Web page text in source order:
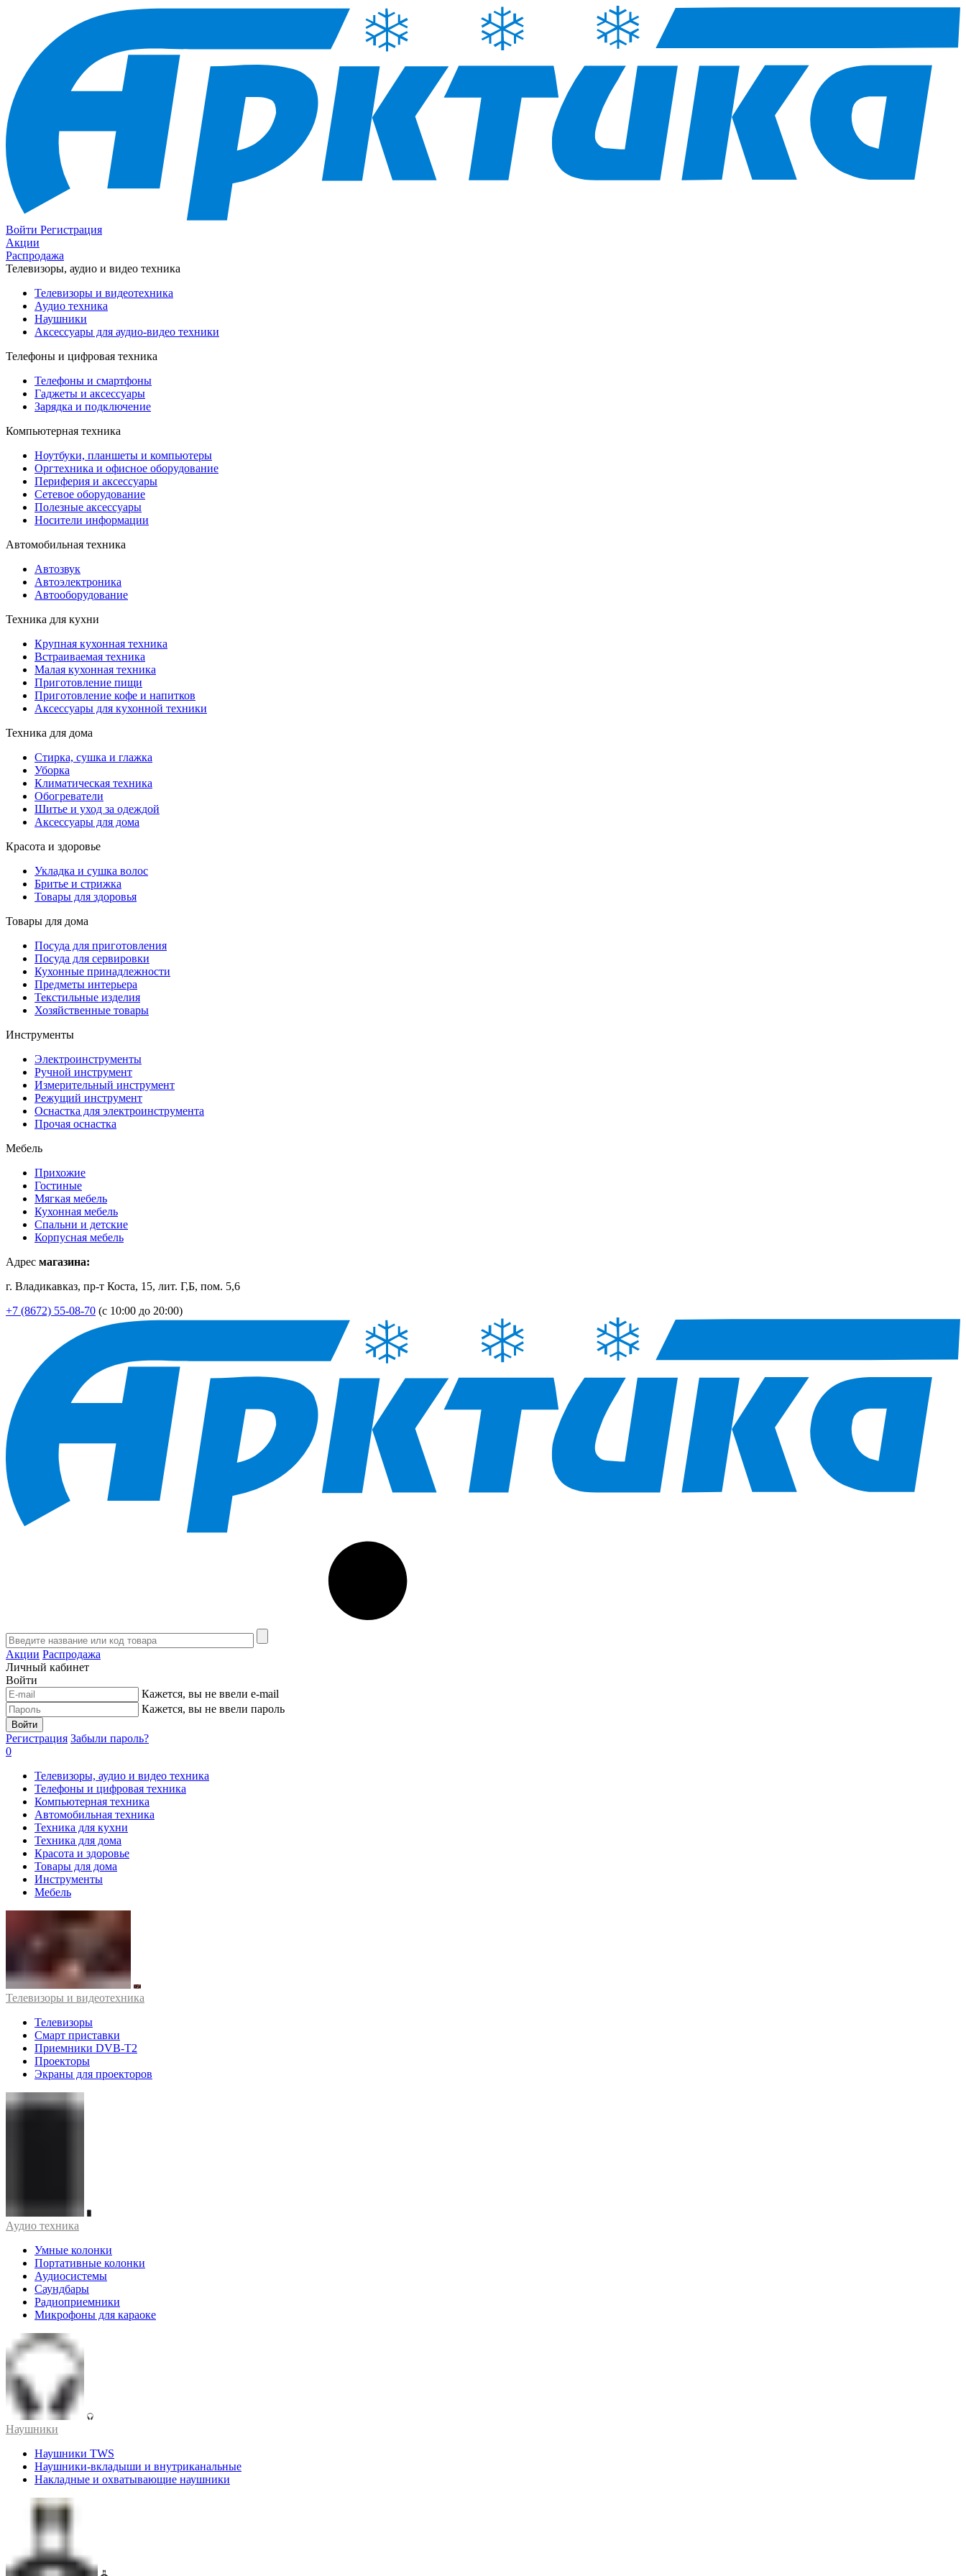
Войти Регистрация
Акции
Распродажа
Телевизоры, аудио и видео техника
Телевизоры и видеотехника
Аудио техника
Наушники
Аксессуары для аудио-видео техники
Телефоны и цифровая техника
Телефоны и смартфоны
Гаджеты и аксессуары
Зарядка и подключение
Компьютерная техника
Ноутбуки, планшеты и компьютеры
Оргтехника и офисное оборудование
Периферия и аксессуары
Cетевое оборудование
Полезные аксессуары
Носители информации
Автомобильная техника
Автозвук
Автоэлектроника
Автооборудование
Техника для кухни
Крупная кухонная техника
Встраиваемая техника
Малая кухонная техника
Приготовление пищи
Приготовление кофе и напитков
Аксессуары для кухонной техники
Техника для дома
Стирка, сушка и глажка
Уборка
Климатическая техника
Обогреватели
Шитье и уход за одеждой
Аксессуары для дома
Красота и здоровье
Укладка и сушка волос
Бритье и стрижка
Товары для здоровья
Товары для дома
Посуда для приготовления
Посуда для сервировки
Кухонные принадлежности
Предметы интерьера
Текстильные изделия
Хозяйственные товары
Инструменты
Электроинструменты
Ручной инструмент
Измерительный инструмент
Режущий инструмент
Оснастка для электроинструмента
Прочая оснастка
Мебель
Прихожие
Гостиные
Мягкая мебель
Кухонная мебель
Спальни и детские
Корпусная мебель
Адрес магазина:
г. Владикавказ, пр-т Коста, 15, лит. Г,Б, пом. 5,6
+7 (8672) 55-08-70 (с 10:00 до 20:00)
Акции Распродажа
Личный кабинет
Войти
Кажется, вы не ввели e-mail
Кажется, вы не ввели пароль
Войти
Регистрация Забыли пароль?
0
Телевизоры, аудио и видео техника
Телефоны и цифровая техника
Компьютерная техника
Автомобильная техника
Техника для кухни
Техника для дома
Красота и здоровье
Товары для дома
Инструменты
Мебель
Телевизоры и видеотехника
Телевизоры
Смарт приставки
Приемники DVB-T2
Проекторы
Экраны для проекторов
Аудио техника
Умные колонки
Портативные колонки
Аудиосистемы
Саундбары
Радиоприемники
Микрофоны для караоке
Наушники
Наушники TWS
Наушники-вкладыши и внутриканальные
Накладные и охватывающие наушники